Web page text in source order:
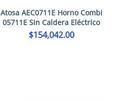
Atosa AEC0711E Horno Combi
05711E Sin Caldera Eléctrico
$154,042.00